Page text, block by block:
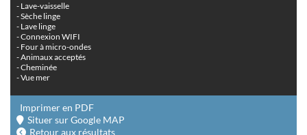
- Lave-vaisselle
- Sèche linge
- Lave linge
- Connexion WIFI
- Four à micro-ondes
- Animaux acceptés
- Cheminée
- Vue mer
Imprimer en PDF
Situer sur Google MAP
Retour aux résultats